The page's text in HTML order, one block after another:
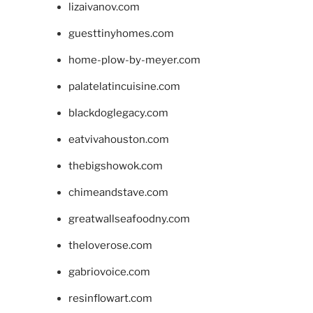
lizaivanov.com
guesttinyhomes.com
home-plow-by-meyer.com
palatelatincuisine.com
blackdoglegacy.com
eatvivahouston.com
thebigshowok.com
chimeandstave.com
greatwallseafoodny.com
theloverose.com
gabriovoice.com
resinflowart.com